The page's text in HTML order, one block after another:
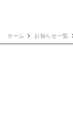
ホーム お知らせ一覧